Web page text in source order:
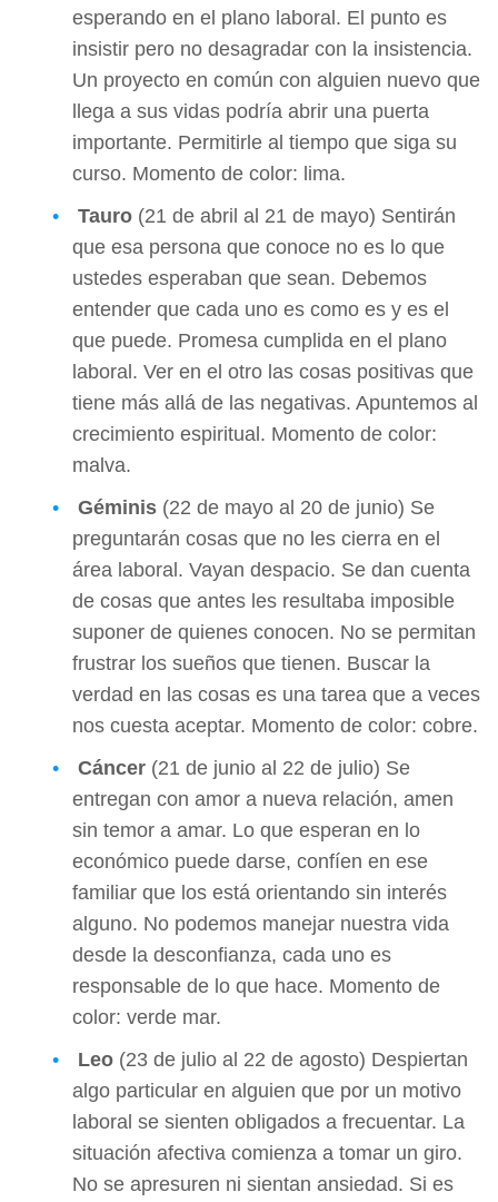
esperando en el plano laboral. El punto es
insistir pero no desagradar con la insistencia.
Un proyecto en común con alguien nuevo que
llega a sus vidas podría abrir una puerta
importante. Permitirle al tiempo que siga su
curso. Momento de color: lima.
Tauro (21 de abril al 21 de mayo) Sentirán
que esa persona que conoce no es lo que
ustedes esperaban que sean. Debemos
entender que cada uno es como es y es el
que puede. Promesa cumplida en el plano
laboral. Ver en el otro las cosas positivas que
tiene más allá de las negativas. Apuntemos al
crecimiento espiritual. Momento de color:
malva.
Géminis (22 de mayo al 20 de junio) Se
preguntarán cosas que no les cierra en el
área laboral. Vayan despacio. Se dan cuenta
de cosas que antes les resultaba imposible
suponer de quienes conocen. No se permitan
frustrar los sueños que tienen. Buscar la
verdad en las cosas es una tarea que a veces
nos cuesta aceptar. Momento de color: cobre.
Cáncer (21 de junio al 22 de julio) Se
entregan con amor a nueva relación, amen
sin temor a amar. Lo que esperan en lo
económico puede darse, confíen en ese
familiar que los está orientando sin interés
alguno. No podemos manejar nuestra vida
desde la desconfianza, cada uno es
responsable de lo que hace. Momento de
color: verde mar.
Leo (23 de julio al 22 de agosto) Despiertan
algo particular en alguien que por un motivo
laboral se sienten obligados a frecuentar. La
situación afectiva comienza a tomar un giro.
No se apresuren ni sientan ansiedad. Si es